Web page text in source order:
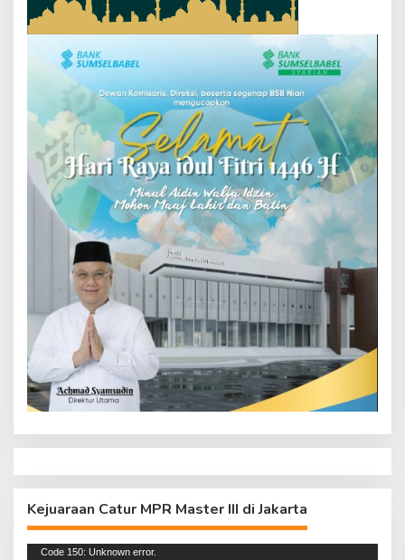
Kejuaraan Catur MPR Master III di Jakarta
Pemutar
Code 150: Unknown error.